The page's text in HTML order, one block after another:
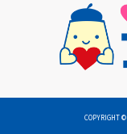
COPYRIGHT©